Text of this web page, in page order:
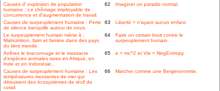
Causes d' explosion de population
humaine : Le chômage impitoyable de
concurrence et d'augmentation de travail.
62 Imaginer un paradis normal.
Causes de surpeuplement humaine : Perte
de silence tranquille autour de nous.
63 Liberté = n'ayant aucun enfant.
Le surpeuplement humain mène à :
Malnutrition, faim et famine dans des pays
du tiers monde.
64
Faire un certain bruit contre le
surpeuplement humain.
Arrêtez le braconnage et le massacre
d'espèces animales rares en Afrique, en
Inde et en Indonésie..
65 e = mc^2 et Vie = NegEntropy.
Causes de surpeuplement humaine : Les
températures montantes de mer qui
détruisent des écosystèmes de récif de
corail.
66 Marcher comme une Bergeronnette.